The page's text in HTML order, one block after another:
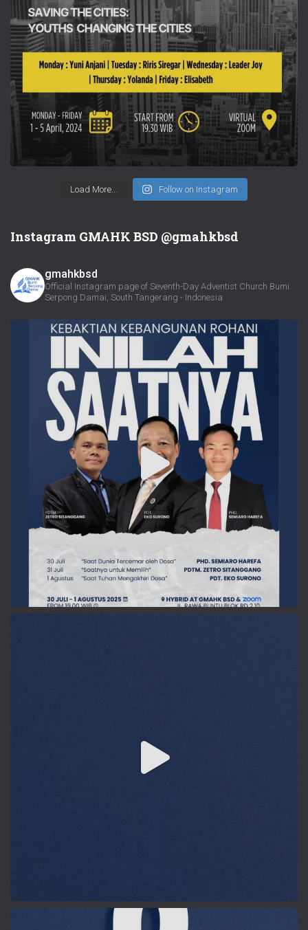
Load More... Follow on Instagram
Instagram GMAHK BSD @gmahkbsd
gmahkbsd
Official Instagram page of Seventh-Day Adventist Church Bumi
Serpong Damai, South Tangerang - Indonesia